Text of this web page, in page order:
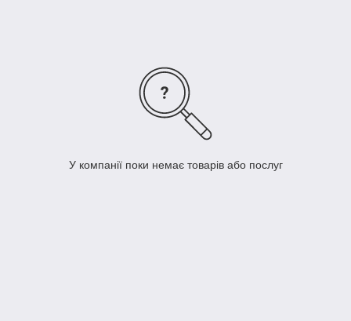
У компанії поки немає товарів або послуг